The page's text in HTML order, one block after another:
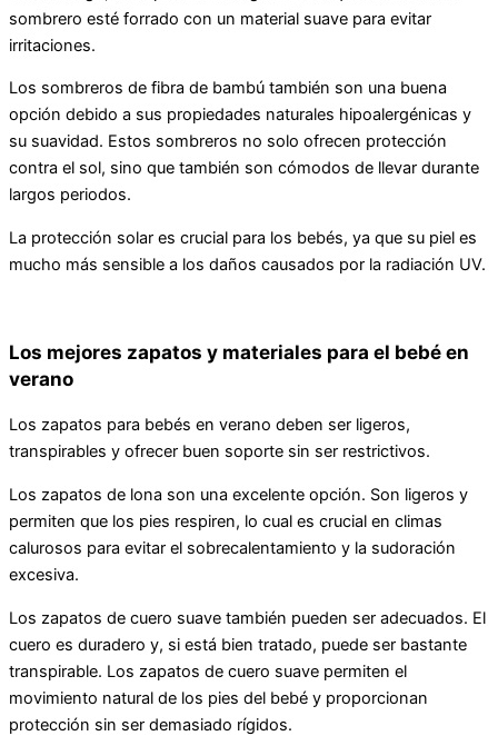
sombrero esté forrado con un material suave para evitar
irritaciones.
Los sombreros de fibra de bambú también son una buena
opción debido a sus propiedades naturales hipoalergénicas y
su suavidad. Estos sombreros no solo ofrecen protección
contra el sol, sino que también son cómodos de llevar durante
largos periodos.
La protección solar es crucial para los bebés, ya que su piel es
mucho más sensible a los daños causados por la radiación UV.
Los mejores zapatos y materiales para el bebé en
verano
Los zapatos para bebés en verano deben ser ligeros,
transpirables y ofrecer buen soporte sin ser restrictivos.
Los zapatos de lona son una excelente opción. Son ligeros y
permiten que los pies respiren, lo cual es crucial en climas
calurosos para evitar el sobrecalentamiento y la sudoración
excesiva.
Los zapatos de cuero suave también pueden ser adecuados. El
cuero es duradero y, si está bien tratado, puede ser bastante
transpirable. Los zapatos de cuero suave permiten el
movimiento natural de los pies del bebé y proporcionan
protección sin ser demasiado rígidos.